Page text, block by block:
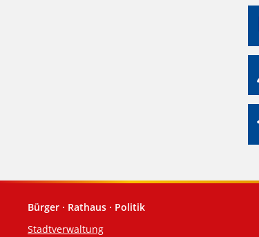
Fußzeile
Bürger · Rathaus · Politik
Stadtverwaltung